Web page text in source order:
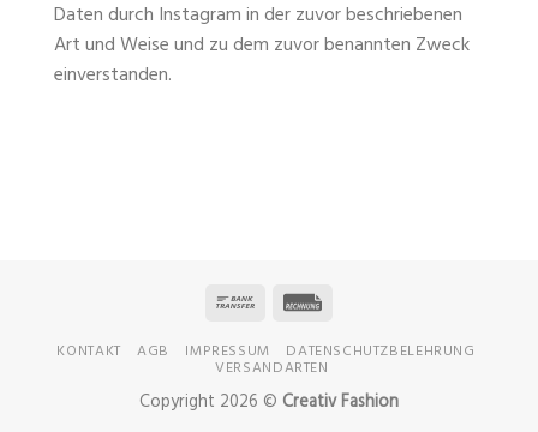
Daten durch Instagram in der zuvor beschriebenen
Art und Weise und zu dem zuvor benannten Zweck
einverstanden.
KONTAKT AGB IMPRESSUM DATENSCHUTZBELEHRUNG
VERSANDARTEN
Copyright 2026 © Creativ Fashion